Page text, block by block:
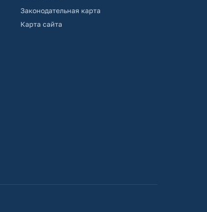
Законодательная карта
Карта сайта